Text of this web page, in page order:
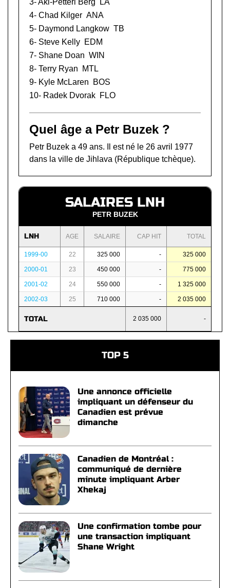
3-Aki-Petteri Berg
LA
4- Chad Kilger ANA
5- Daymond Langkow TB
6- Steve Kelly EDM
7- Shane Doan WIN
8- Terry Ryan
MTL
9- Kyle McLaren
BOS
10- Radek Dvorak FLO
Quel âge a Petr Buzek ?
Petr Buzek a 49 ans. Il est né le 26 avril 1977
dans la ville de Jihlava (République tchèque).
SALAIRES LNH
PETR BUZEK
LNH AGE SALAIRE CAP HIT TOTAL
1999-00 22 325 000 - 325 000
2000-01 23 450 000 - 775 000
2001-02 24 550 000 - 1 325 000
2002-03 25 710 000 - 2 035 000
TOTAL 2 035 000 -
TOP 5
Une annonce officielle
impliquant un défenseur du
Canadien est prévue
dimanche
Canadien de Montréal :
communiqué de dernière
minute impliquant Arber
Xhekaj
Une confirmation tombe pour
une transaction impliquant
Shane Wright